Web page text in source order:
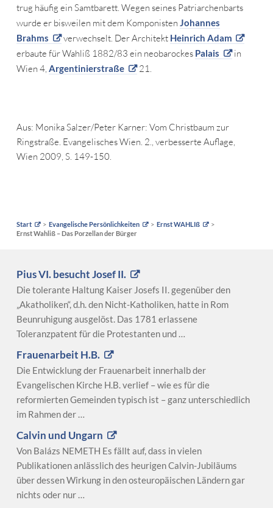
trug häufig ein Samtbarett. Wegen seines Patriarchenbarts
wurde er bisweilen mit dem Komponisten Johannes
Brahms
verwechselt. Der Architekt Heinrich Adam
erbaute für Wahliß 1882/83 ein neobarockes Palais
in
Wien 4, Argentinierstraße 21.
Aus: Monika Salzer/Peter Karner: Vom Christbaum zur
Ringstraße. Evangelisches Wien. 2., verbesserte Auflage,
Wien 2009, S. 149-150.
Start Evangelische Persönlichkeiten
Ernst WAHLIß
Ernst Wahliß – Das Porzellan der Bürger
Pius VI. besucht Josef II.
Die tolerante Haltung Kaiser Josefs II. gegenüber den
„Akatholiken“, d.h. den Nicht-Katholiken, hatte in Rom
Beunruhigung ausgelöst. Das 1781 erlassene
Toleranzpatent für die Protestanten und …
Frauenarbeit H.B.
Die Entwicklung der Frauenarbeit innerhalb der
Evangelischen Kirche H.B. verlief – wie es für die
reformierten Gemeinden typisch ist – ganz unterschiedlich
im Rahmen der …
Calvin und Ungarn
Von Balázs NEMETH Es fällt auf, dass in vielen
Publikationen anlässlich des heurigen Calvin-Jubiläums
über dessen Wirkung in den osteuropäischen Ländern gar
nichts oder nur …